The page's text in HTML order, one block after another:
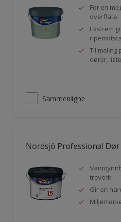
For en
overflate
Ekstrem
Til maling
dører,
Sammenligne
Nordsjö Professional
treverk
Gir en